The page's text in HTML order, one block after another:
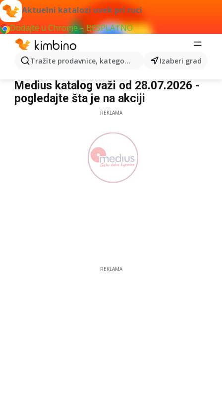
Aktuelni katalozi uvek pri ruci
Dodajte u Chrome – BESPLATNO
Tražite prodavnice, kategorije, proizvode...Izaberi grad
Medius
Medius katalog važi od 28.07.2026 -
pogledajte šta je na akciji
REKLAMA
REKLAMA